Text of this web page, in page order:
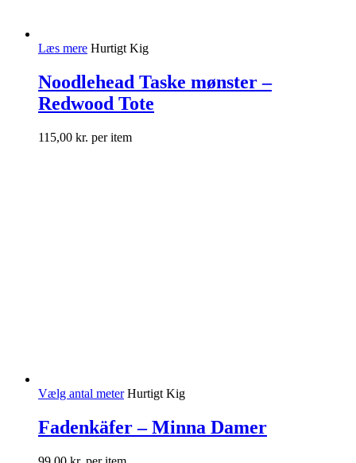
Læs mere Hurtigt Kig
Noodlehead Taske mønster –
Redwood Tote
115,00 kr. per item
Vælg antal meter Hurtigt Kig
Fadenkäfer – Minna Damer